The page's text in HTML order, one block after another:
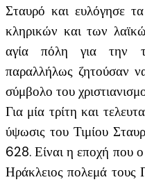
Σταυρό και ευλόγησε
κληρικών και των
αγία πόλη για την
παραλλήλως ζητούσαν
σύμβολο του
Για μία τρίτη και
ύψωσις του Τιμίου
628. Είναι η εποχή που
Ηράκλειος πολεμά τους